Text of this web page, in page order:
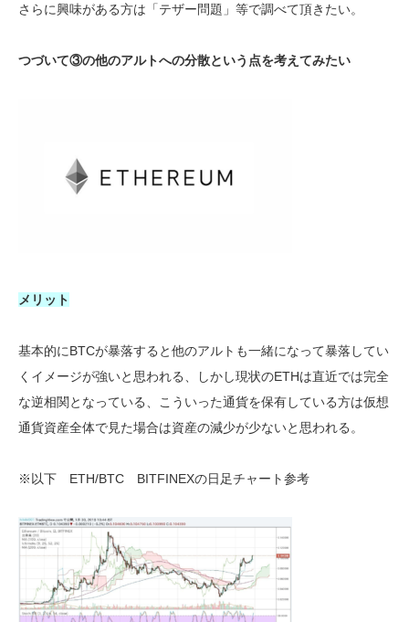
さらに興味がある方は「テザー問題」等で調べて頂きたい。
つづいて③の他のアルトへの分散という点を考えてみたい
メリット
基本的にBTCが暴落すると他のアルトも一緒になって暴落してい
くイメージが強いと思われる、しかし現状のETHは直近では完全
な逆相関となっている、こういった通貨を保有している方は仮想
通貨資産全体で見た場合は資産の減少が少ないと思われる。
※以下 ETH/BTC BITFINEXの日足チャート参考